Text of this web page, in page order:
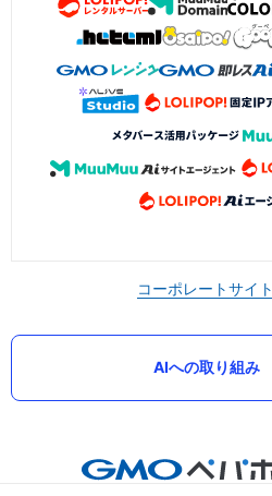
コーポレートサイト
AIへの取り組み